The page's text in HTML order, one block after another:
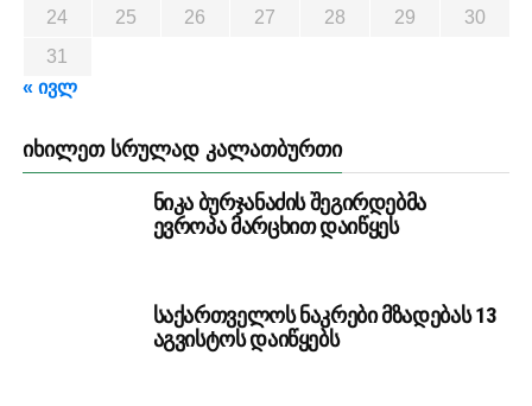
24
25 26 27 28 29
30
31
« ივლ
ᲘᲮᲘᲚᲔᲗ ᲡᲠᲣᲚᲐᲓ ᲙᲐᲚᲐᲗᲑᲣᲠᲗᲘ
ნიკა ბურჯანაძის შეგირდებმა
ევროპა მარცხით დაიწყეს
საქართველოს ნაკრები მზადებას 13
აგვისტოს დაიწყებს